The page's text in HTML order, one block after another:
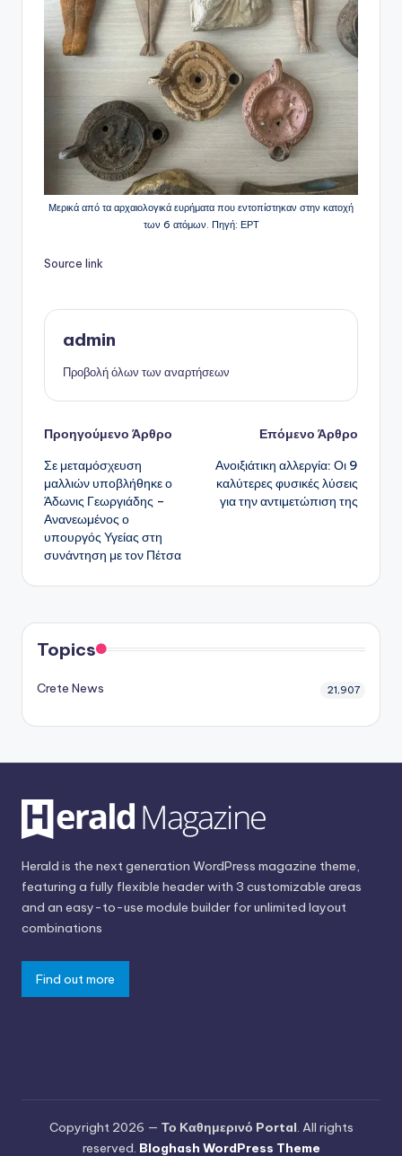
Μερικά από τα αρχαιολογικά ευρήματα που εντοπίστηκαν στην κατοχή
των 6 ατόμων. Πηγή: ΕΡΤ
Source link
admin
Προβολή όλων των αναρτήσεων
Πλοήγηση
δημοσιεύσεων
Προηγούμενο Άρθρο
Σε μεταμόσχευση
μαλλιών υποβλήθηκε ο
Άδωνις Γεωργιάδης –
Ανανεωμένος ο
υπουργός Υγείας στη
συνάντηση με τον Πέτσα
Επόμενο Άρθρο
Ανοιξιάτικη αλλεργία: Οι 9
καλύτερες φυσικές λύσεις
για την αντιμετώπιση της
Topics
Crete News 21,907
Herald is the next generation WordPress magazine theme,
featuring a fully flexible header with 3 customizable areas
and an easy-to-use module builder for unlimited layout
combinations
Find out more
Copyright 2026 — Το Καθημερινό Portal. All rights
reserved. Bloghash WordPress Theme